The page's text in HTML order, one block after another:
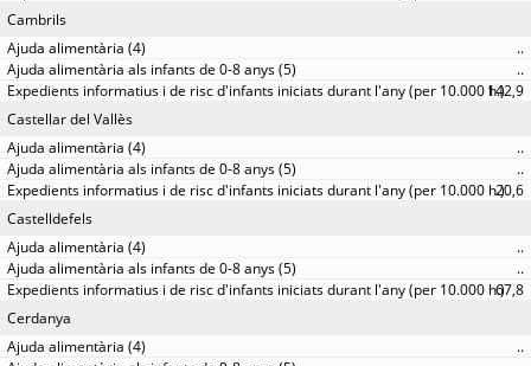
Cambrils
..
..
142,9
Castellar del Vallès
..
..
20,6
Castelldefels
..
..
67,8
Cerdanya
..